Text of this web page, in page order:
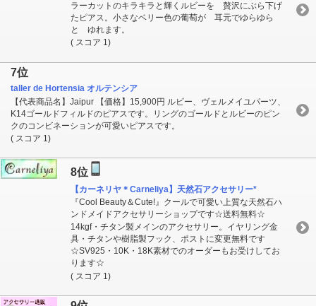
ラーカットのキラキラと輝くルビーを 贅沢にぶら下げ
たピアス。小さなベリー色の葡萄が 耳元でゆらゆら
と ゆれます。
( スコア 1)
7位
taller de Hortensia オルテンシア
【代表商品名】Jaipur 【価格】15,900円 ルビー、ヴェルメイユパーツ、
K14ゴールドフィルドのピアスです。リングのゴールドとルビーのピン
クのコンビネーションが可愛いピアスです。
( スコア 1)
8位
【カーネリヤ＊Carneliya】天然石アクセサリー*
『Cool Beauty＆Cute!』クールで可愛い上質な天然石ハ
ンドメイドアクセサリーショップです☆送料無料☆
14kgf・チタン製メインのアクセサリー。イヤリング金
具・チタンや樹脂製フック、ポストに変更無料です
☆SV925・10K・18K素材でのオーダーもお受けしてお
ります☆
( スコア 1)